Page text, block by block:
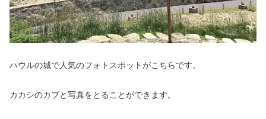
ハウルの城で人気のフォトスポットがこちらです。
カカシのカブと写真をとることができます。